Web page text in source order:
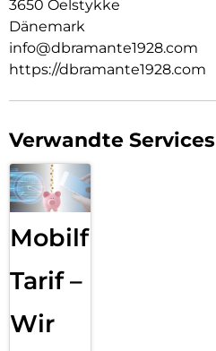
3650 Oelstykke
Dänemark
info@dbramante1928.com
https://dbramante1928.com
Verwandte Services
Mobilfunk
Tarif –
Wir